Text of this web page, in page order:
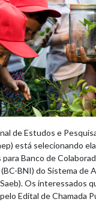
de Estudos e
está selecionando
Banco de
BNI) do Sistema de
Os interessados
Edital de Chamada